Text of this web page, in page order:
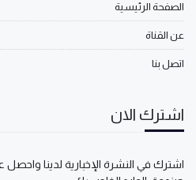
الصفحة الرئيسية
عن القناة
اتصل بنا
اشترك الان
اشترك في النشرة الإخبارية لدينا واحصل